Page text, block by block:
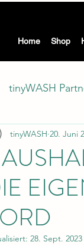
Home Shop
tinyWASH
tinyWASH 20. Juni
28. Sept. 2023